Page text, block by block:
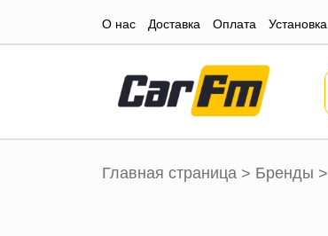
О нас Доставка Оплата Установка
Главная страница > Бренды >